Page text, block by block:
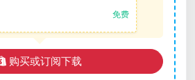
免费
购买或订阅下载